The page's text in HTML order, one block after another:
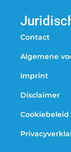
Contact
Algemene
Imprint
Disclaimer
Cookiebeleid